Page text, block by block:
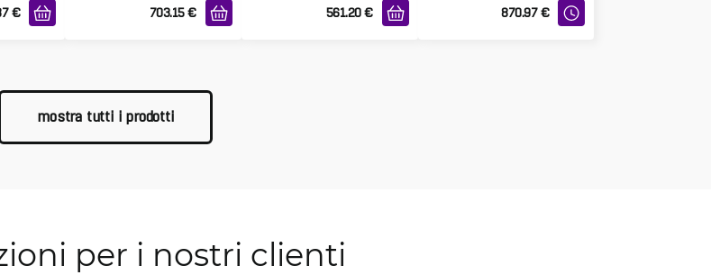
€ 703.15 € 561.20 € 870.97 €
mostra tutti i prodotti
per i nostri clienti